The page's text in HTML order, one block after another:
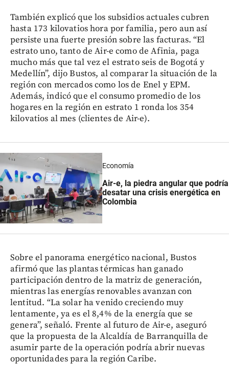
También explicó que los subsidios actuales cubren
hasta 173 kilovatios hora por familia, pero aun así
persiste una fuerte presión sobre las facturas. “El
estrato uno, tanto de Air-e como de Afinia, paga
mucho más que tal vez el estrato seis de Bogotá y
Medellín”, dijo Bustos, al comparar la situación de la
región con mercados como los de Enel y EPM.
Además, indicó que el consumo promedio de los
hogares en la región en estrato 1 ronda los 354
kilovatios al mes (clientes de Air-e).
Economía
Air-e, la piedra angular que podría
desatar una crisis energética en
Colombia
Sobre el panorama energético nacional, Bustos
afirmó que las plantas térmicas han ganado
participación dentro de la matriz de generación,
mientras las energías renovables avanzan con
lentitud. “La solar ha venido creciendo muy
lentamente, ya es el 8,4% de la energía que se
genera”, señaló. Frente al futuro de Air-e, aseguró
que la propuesta de la Alcaldía de Barranquilla de
asumir parte de la operación podría abrir nuevas
oportunidades para la región Caribe.